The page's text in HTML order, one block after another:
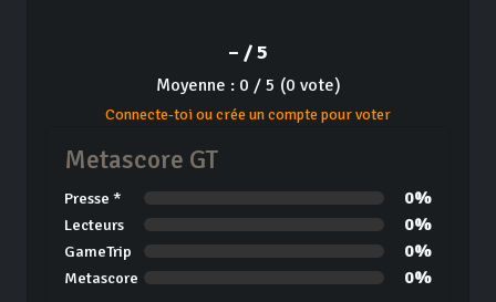
– / 5
Moyenne : 0 / 5 (0 vote)
Connecte-toi ou crée un compte pour voter
Metascore GT
Presse * 0%
Lecteurs 0%
GameTrip 0%
Metascore 0%